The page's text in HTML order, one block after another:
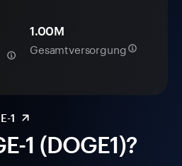
1 (DOGE1)?
1.00M
Gesamtversorgung
1